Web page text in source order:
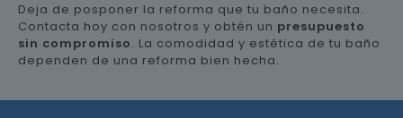
Deja de posponer la reforma que tu baño necesita.
Contacta hoy con nosotros y obtén un presupuesto
sin compromiso. La comodidad y estética de tu baño
dependen de una reforma bien hecha.